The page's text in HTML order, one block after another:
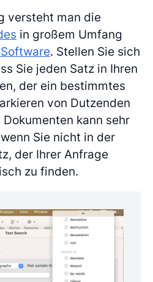
versteht man die
in großem Umfang
. Stellen Sie sich
Sie jeden Satz in Ihren
der ein bestimmtes
von Dutzenden
kann sehr
Sie nicht in der
der Ihrer Anfrage
zu finden.